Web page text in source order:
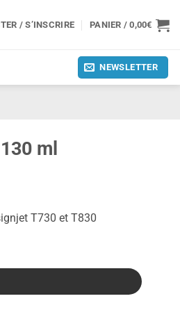
/ S’INSCRIRE PANIER /0,00€
NEWSLETTER
ml
T730 et T830